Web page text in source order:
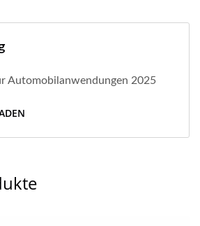
Automobilanwendungen 2025